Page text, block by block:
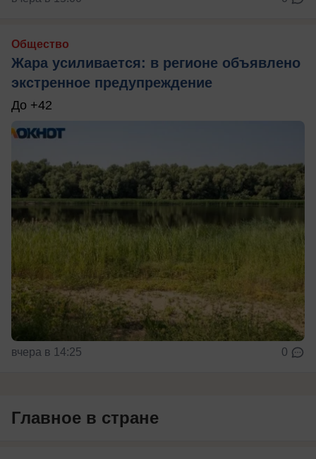
Общество
Жара усиливается: в регионе объявлено
экстренное предупреждение
До +42
вчера в 14:25 0
Главное в стране